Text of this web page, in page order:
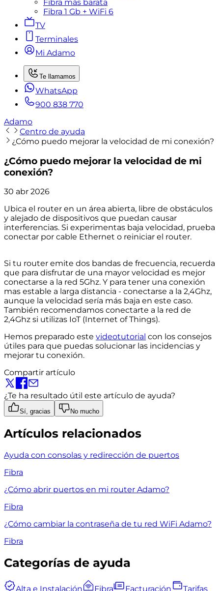
Fibra más barata
Fibra 1 Gb + WiFi 6
TV
Terminales
Mi Adamo
Te llamamos
WhatsApp
900 838 770
Adamo
Centro de ayuda
¿Cómo puedo mejorar la velocidad de mi conexión?
¿Cómo puedo mejorar la velocidad de mi
conexión?
30 abr 2026
Ubica el router en un área abierta, libre de obstáculos
y alejado de dispositivos que puedan causar
interferencias. Si experimentas baja velocidad, prueba
conectar por cable Ethernet o reiniciar el router.
Si tu router emite dos bandas de frecuencia, recuerda
que para disfrutar de una mayor velocidad es mejor
conectarse a la red 5Ghz. Y para tener una conexión
mas estable a larga distancia - conectarse a la 2,4Ghz,
aunque la velocidad sería más baja en este caso.
También recomendamos conectarte a la red de
2,4Ghz si utilizas IoT (Internet of Things).
Hemos preparado este videotutorial con los consejos
útiles para que puedas solucionar las incidencias y
mejorar tu conexión.
Compartir artículo
¿Te ha resultado útil este artículo de ayuda?
Sí, gracias No mucho
Artículos relacionados
Ayuda con consolas y redirección de puertos
Fibra
¿Cómo abrir puertos en mi router Adamo?
Fibra
¿Cómo cambiar la contraseña de tu red WiFi Adamo?
Fibra
Categorías de ayuda
Alta e Instalación Fibra Facturación Tarifas